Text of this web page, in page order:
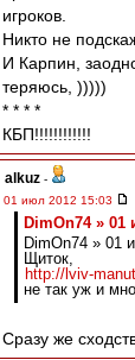
игроков.
Никто не
И Карпин,
теряюсь, )))))
* * * *
КБП!!!!!!!!!!!!
alkuz -
01 июл 2012 15:03
DimOn74 » 01
DimOn74 » 01
Щиток,
http://lviv-
не так уж и
Сразу же